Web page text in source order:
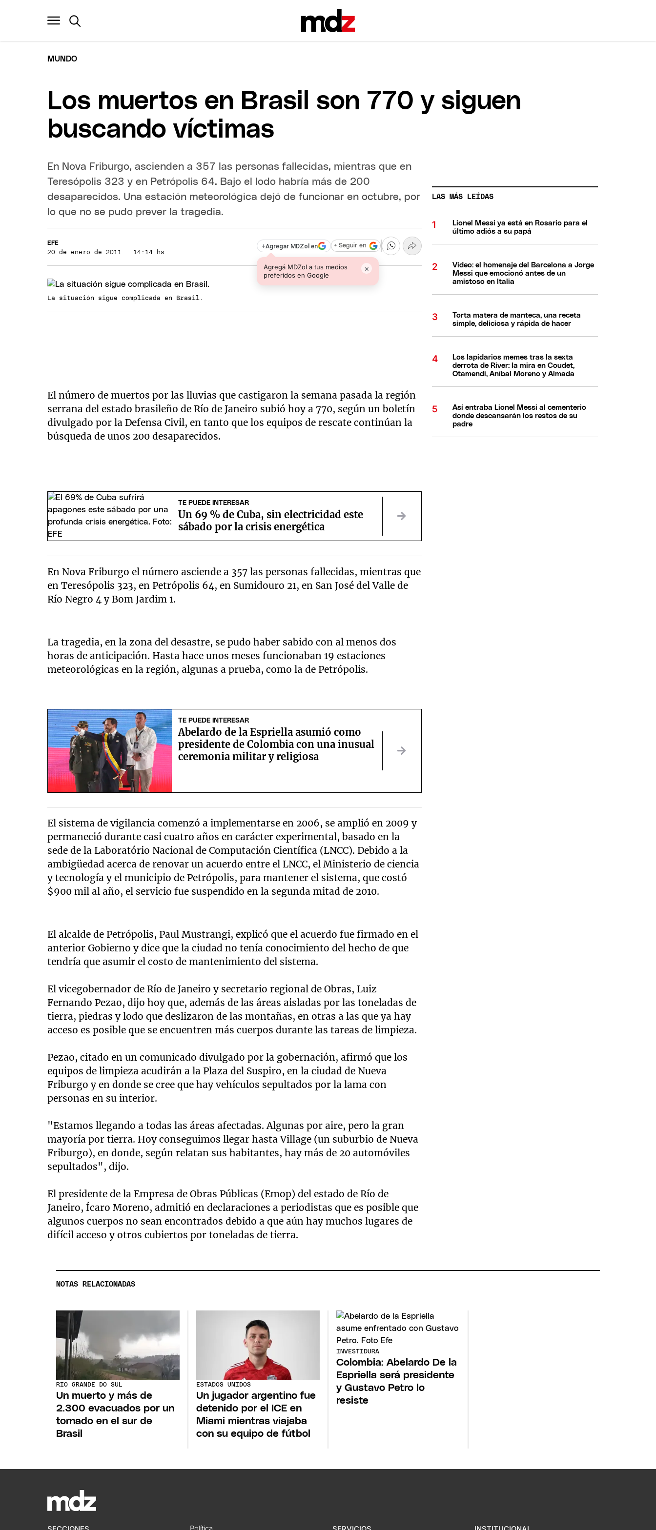
MUNDO
Los muertos en Brasil son 770 y siguen
buscando víctimas
En Nova Friburgo, ascienden a 357 las personas fallecidas, mientras que en
Teresópolis 323 y en Petrópolis 64. Bajo el lodo habría más de 200
desaparecidos. Una estación meteorológica dejó de funcionar en octubre, por
lo que no se pudo prever la tragedia.
EFE
20 de enero de 2011 · 14:14 hs
+Agregar MDZol en
Agregá MDZol a tus medios
preferidos en Google
×
+ Seguir en
La situación sigue complicada en Brasil.
El número de muertos por las lluvias que castigaron la semana pasada la región
serrana del estado brasileño de Río de Janeiro subió hoy a 770, según un boletín
divulgado por la Defensa Civil, en tanto que los equipos de rescate continúan la
búsqueda de unos 200 desaparecidos.
TE PUEDE INTERESAR
Un 69 % de Cuba, sin electricidad este
sábado por la crisis energética
En Nova Friburgo el número asciende a 357 las personas fallecidas, mientras que
en Teresópolis 323, en Petrópolis 64, en Sumidouro 21, en San José del Valle de
Río Negro 4 y Bom Jardim 1.
La tragedia, en la zona del desastre, se pudo haber sabido con al menos dos
horas de anticipación. Hasta hace unos meses funcionaban 19 estaciones
meteorológicas en la región, algunas a prueba, como la de Petrópolis.
TE PUEDE INTERESAR
Abelardo de la Espriella asumió como
presidente de Colombia con una inusual
ceremonia militar y religiosa
El sistema de vigilancia comenzó a implementarse en 2006, se amplió en 2009 y
permaneció durante casi cuatro años en carácter experimental, basado en la
sede de la Laboratório Nacional de Computación Científica (LNCC). Debido a la
ambigüedad acerca de renovar un acuerdo entre el LNCC, el Ministerio de ciencia
y tecnología y el municipio de Petrópolis, para mantener el sistema, que costó
$900 mil al año, el servicio fue suspendido en la segunda mitad de 2010.
El alcalde de Petrópolis, Paul Mustrangi, explicó que el acuerdo fue firmado en el
anterior Gobierno y dice que la ciudad no tenía conocimiento del hecho de que
tendría que asumir el costo de mantenimiento del sistema.
El vicegobernador de Río de Janeiro y secretario regional de Obras, Luiz
Fernando Pezao, dijo hoy que, además de las áreas aisladas por las toneladas de
tierra, piedras y lodo que deslizaron de las montañas, en otras a las que ya hay
acceso es posible que se encuentren más cuerpos durante las tareas de limpieza.
Pezao, citado en un comunicado divulgado por la gobernación, afirmó que los
equipos de limpieza acudirán a la Plaza del Suspiro, en la ciudad de Nueva
Friburgo y en donde se cree que hay vehículos sepultados por la lama con
personas en su interior.
"Estamos llegando a todas las áreas afectadas. Algunas por aire, pero la gran
mayoría por tierra. Hoy conseguimos llegar hasta Village (un suburbio de Nueva
Friburgo), en donde, según relatan sus habitantes, hay más de 20 automóviles
sepultados", dijo.
El presidente de la Empresa de Obras Públicas (Emop) del estado de Río de
Janeiro, Ícaro Moreno, admitió en declaraciones a periodistas que es posible que
algunos cuerpos no sean encontrados debido a que aún hay muchos lugares de
difícil acceso y otros cubiertos por toneladas de tierra.
LAS MÁS LEÍDAS
Lionel Messi ya está en Rosario para el
último adiós a su papá
Video: el homenaje del Barcelona a Jorge
Messi que emocionó antes de un
amistoso en Italia
Torta matera de manteca, una receta
simple, deliciosa y rápida de hacer
Los lapidarios memes tras la sexta
derrota de River: la mira en Coudet,
Otamendi, Aníbal Moreno y Almada
Así entraba Lionel Messi al cementerio
donde descansarán los restos de su
padre
NOTAS RELACIONADAS
RIO GRANDE DO SUL
Un muerto y más de
2.300 evacuados por un
tornado en el sur de
Brasil
ESTADOS UNIDOS
Un jugador argentino fue
detenido por el ICE en
Miami mientras viajaba
con su equipo de fútbol
INVESTIDURA
Colombia: Abelardo De la
Espriella será presidente
y Gustavo Petro lo
resiste